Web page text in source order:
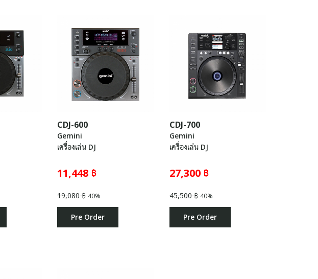
CDJ-600
Gemini
เครื่องเล่น DJ
11,448 ฿
19,080 ฿40%
Pre Order
CDJ-700
Gemini
เครื่องเล่น DJ
27,300 ฿
45,500 ฿40%
Pre Order